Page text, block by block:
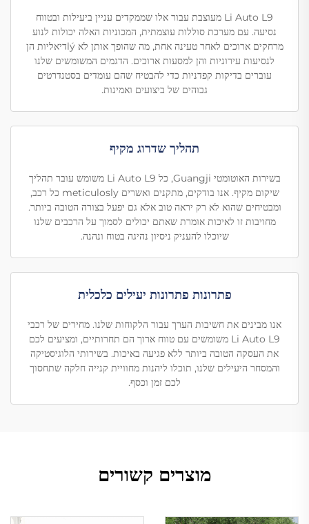
Li Auto L9 מעוצבת עבור אלו שממקדים עניין ביעילות ובטווח
נסיעה. עם מערכת סוללות עוצמתית, המכוניות האלה יכולות לנוע
מרחקים ארוכים לאחר טעינה אחת, מה שהופך אותן לא lýדיאליות הן
לנסיעות עירוניות והן למסעות ארוכים. הדגמים המשומשים שלנו
עוברים בדיקות קפדניות כדי להבטיח שהם עומדים בסטנדרטים
גבוהים של ביצועים ואמינות.
תהליך שדרוג מקיף
בשירות האוטומטי Guangji, כל Li Auto L9 משומש עובר תהליך
שיקום מקיף. אנו בודקים, מתקנים ואשרים meticulosly כל רכב,
ומבטיחים שהוא לא רק יראה טוב אלא גם יפעל בצורה הטובה ביותר.
מחויבות זו לאיכות אומרת שאתם יכולים לסמוך על הרכבים שלנו
שיוכלו להעניק ניסיון נהיגה בטוח ונהנה.
פתרונות פתרונות יעילים כלכלית
אנו מבינים את חשיבות הערך עבור הלקוחות שלנו. מחירים של רכבי
Li Auto L9 משומשים עם טווח ארוך הם תחרותיים, ומציעים לכם
את העסקה הטובה ביותר ללא פגיעה באיכות. בשירותי הלוגיסטיקה
והמסחר היעילים שלנו, תוכלו ליהנות מחוויית קנייה חלקה שתחסוך
לכם זמן וכסף.
מוצרים קשורים